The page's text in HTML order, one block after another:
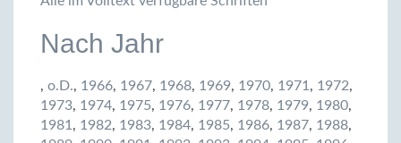
Nach Jahr
, o.D., 1966, 1967, 1968, 1969, 1970, 1971, 1972,
1973, 1974, 1975, 1976, 1977, 1978, 1979, 1980,
1981, 1982, 1983, 1984, 1985, 1986, 1987, 1988,